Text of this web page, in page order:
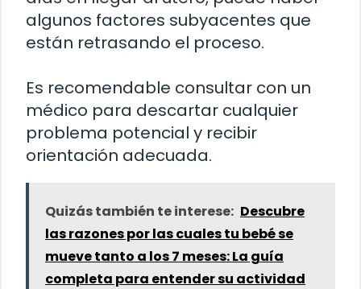
algunos factores subyacentes que
están retrasando el proceso.
Es recomendable consultar con un
médico para descartar cualquier
problema potencial y recibir
orientación adecuada.
Quizás también te interese: Descubre
las razones por las cuales tu bebé se
mueve tanto a los 7 meses: La guía
completa para entender su actividad